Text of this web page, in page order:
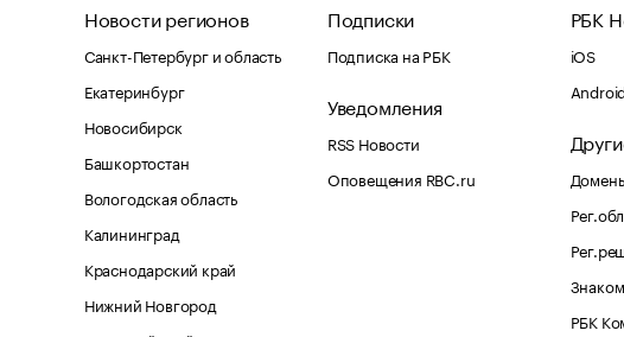
Новости регионов
Санкт-Петербург и область
Екатеринбург
Новосибирск
Башкортостан
Вологодская область
Калининград
Краснодарский край
Нижний Новгород
Подписки
Подписка на РБК
Уведомления
RSS Новости
Оповещения RBC.ru
РБК
iOS
РБК